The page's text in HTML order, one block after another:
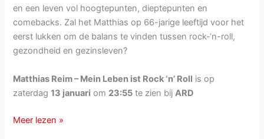
en een leven vol hoogtepunten, dieptepunten en
comebacks. Zal het Matthias op 66-jarige leeftijd voor het
eerst lukken om de balans te vinden tussen rock-‘n-roll,
gezondheid en gezinsleven?
Matthias Reim – Mein Leben ist Rock ‘n’ Roll is op
zaterdag13 januari om 23:55 te zien bijARD
Matthias
Meer lezen »